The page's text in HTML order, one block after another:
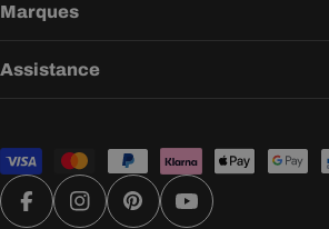
Marques
Assistance
Modes
de
paiement
FacebookInstagramPinterestYouTube